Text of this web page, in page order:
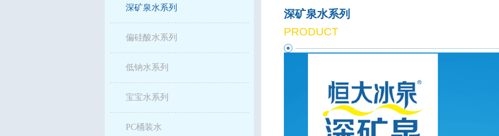
深矿泉水系列
偏硅酸水系列
低钠水系列
宝宝水系列
PC桶装水
深矿泉水系列
PRODUCT